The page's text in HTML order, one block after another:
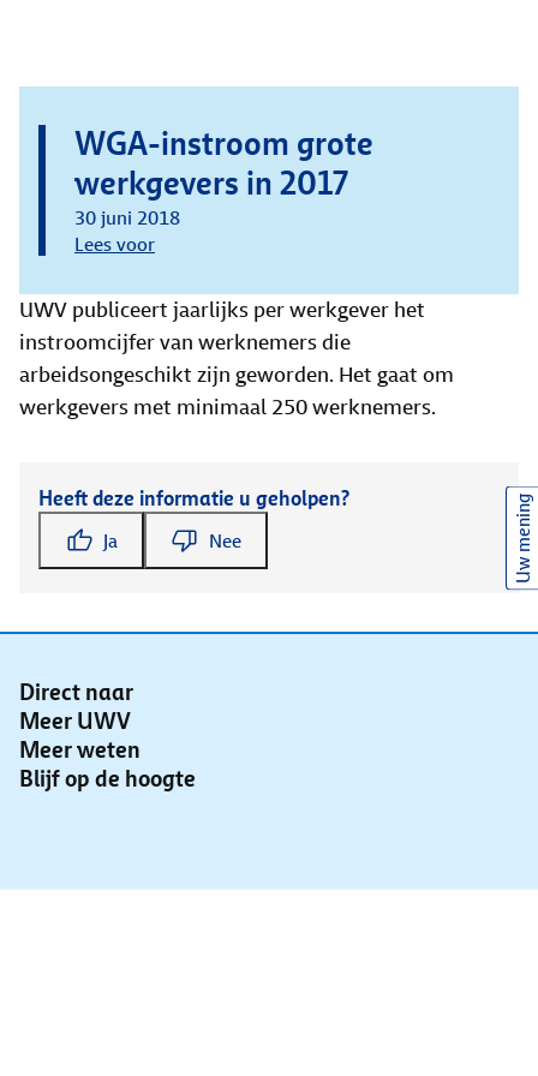
WGA-instroom grote
werkgevers in 2017
30 juni 2018
Lees voor
UWV publiceert jaarlijks per werkgever het
instroomcijfer van werknemers die
arbeidsongeschikt zijn geworden. Het gaat om
werkgevers met minimaal 250 werknemers.
Heeft deze informatie u geholpen?
Ja Nee
Direct naar
Meer UWV
Meer weten
Blijf op de hoogte
Uw mening